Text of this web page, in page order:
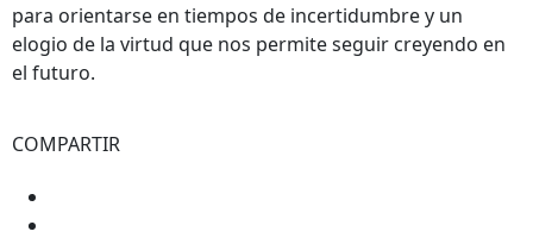
para orientarse en tiempos de incertidumbre y un
elogio de la virtud que nos permite seguir creyendo en
el futuro.
COMPARTIR